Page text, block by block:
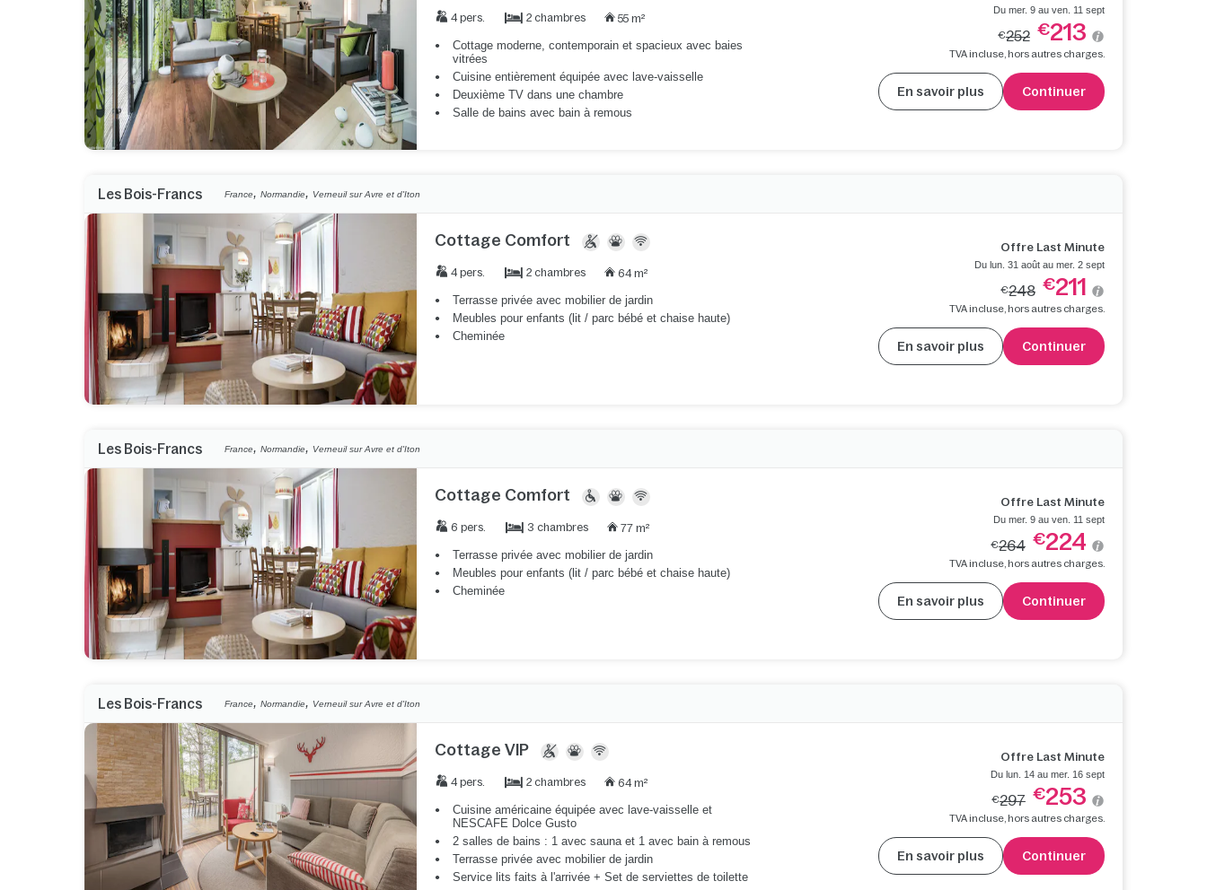
4 pers. 2 chambres 55 m²
Cottage moderne, contemporain et spacieux avec baies
vitrées
Cuisine entièrement équipée avec lave-vaisselle
Deuxième TV dans une chambre
Salle de bains avec bain à remous
Du mer. 9 au ven. 11 sept
€252 €213
TVA incluse, hors autres charges.
En savoir plus Continuer
Les Bois-Francs France,Normandie, Verneuil sur Avre et d'Iton
Cottage Comfort
4 pers. 2 chambres 64 m²
Terrasse privée avec mobilier de jardin
Meubles pour enfants (lit / parc bébé et chaise haute)
Cheminée
Offre Last Minute
Du lun. 31 août au mer. 2 sept
€248 €211
TVA incluse, hors autres charges.
En savoir plus Continuer
Les Bois-Francs France,Normandie, Verneuil sur Avre et d'Iton
Cottage Comfort
6 pers. 3 chambres 77 m²
Terrasse privée avec mobilier de jardin
Meubles pour enfants (lit / parc bébé et chaise haute)
Cheminée
Offre Last Minute
Du mer. 9 au ven. 11 sept
€264 €224
TVA incluse, hors autres charges.
En savoir plus Continuer
Les Bois-Francs France,Normandie, Verneuil sur Avre et d'Iton
Cottage VIP
4 pers. 2 chambres 64 m²
Cuisine américaine équipée avec lave-vaisselle et
NESCAFE Dolce Gusto
2 salles de bains : 1 avec sauna et 1 avec bain à remous
Terrasse privée avec mobilier de jardin
Service lits faits à l'arrivée + Set de serviettes de toilette
Offre Last Minute
Du lun. 14 au mer. 16 sept
€297 €253
TVA incluse, hors autres charges.
En savoir plus Continuer